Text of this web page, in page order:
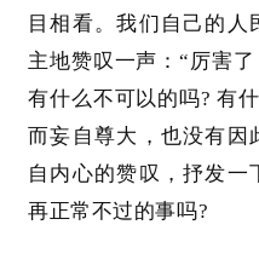
目相看。我们自己的人
主地赞叹一声：“厉害
有什么不可以的吗? 有
而妄自尊大，也没有因
自内心的赞叹，抒发一
再正常不过的事吗?